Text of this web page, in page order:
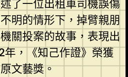
了一位出租車司機誤傷
明的情形下，掉臂親朋
關投案的故事，表現出
，《知己作證》榮獲
文藝獎。